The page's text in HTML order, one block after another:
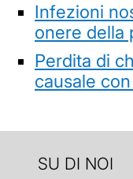
Infezioni
onere della
Perdita di
causale
SU DI NOI